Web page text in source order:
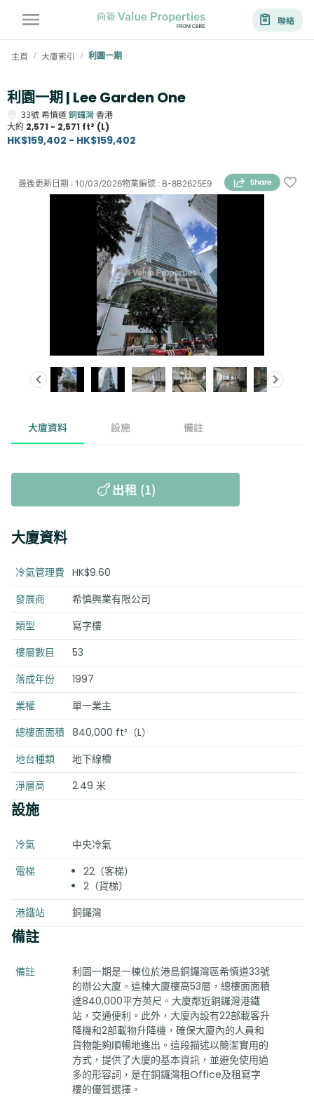
聯絡
主頁 / 大廈索引 / 利園一期
利園一期 | Lee Garden One
33號希慎道銅鑼灣香港
大約 2,571 - 2,571 ft² (L)
HK$159,402 - HK$159,402
物業編號 : B-8B2625E9
最後更新日期 : 10/03/2026
大廈資料 設施 備註
出租 (1)
大廈資料
冷氣管理費 HK$9.60
發展商
希慎興業有限公司
類型
寫字樓
樓層數目
53
落成年份
1997
業權
單一業主
總樓面面積 840,000 ft²（L）
地台種類
地下線槽
淨層高
2.49 米
設施
冷氣
中央冷氣
電梯
22（客梯）
2（貨梯）
港鐵站
銅鑼灣
備註
備註
利園一期是一棟位於港島銅鑼灣區希慎道33號
的辦公大廈。這棟大廈樓高53層，總樓面面積
達840,000平方英尺。大廈鄰近銅鑼灣港鐵
站，交通便利。此外，大廈內設有22部載客升
降機和2部載物升降機，確保大廈內的人員和
貨物能夠順暢地進出。這段描述以簡潔實用的
方式，提供了大廈的基本資訊，並避免使用過
多的形容詞，是在銅鑼灣租Office及租寫字
樓的優質選擇。